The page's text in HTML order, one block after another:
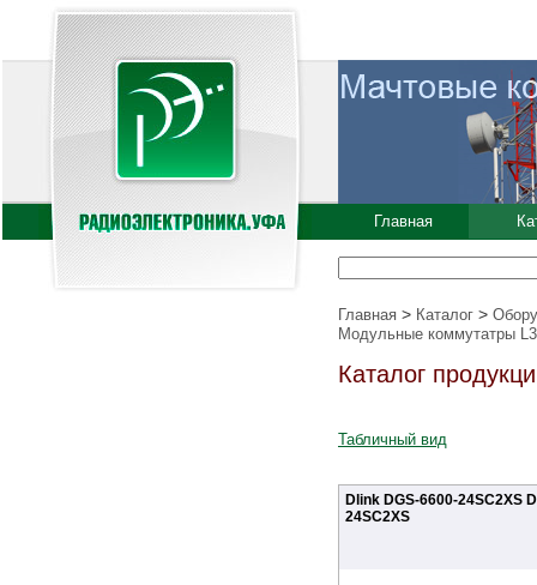
Главная
Главная > Каталог >
Модульные коммутатры L3
Каталог
Табличный вид
Dlink DGS-6600-24SC2XS
24SC2XS